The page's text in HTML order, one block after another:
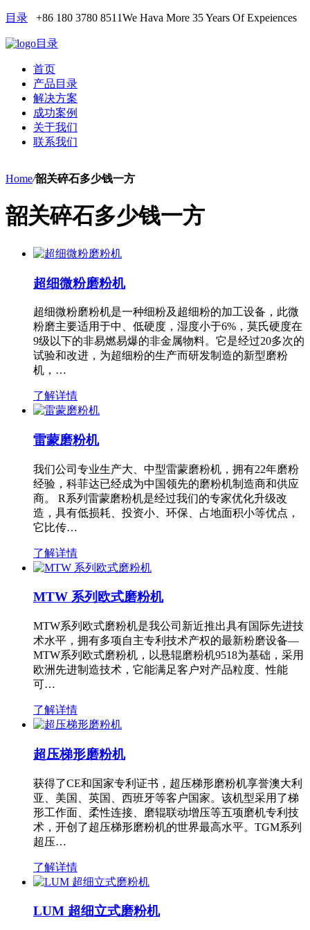
目录 +86 180 3780 8511We Hava More 35 Years Of Expeiences
目录
首页
产品目录
解决方案
成功案例
关于我们
联系我们
Home/韶关碎石多少钱一方
韶关碎石多少钱一方
超细微粉磨粉机
超细微粉磨粉机是一种细粉及超细粉的加工设备，此微
粉磨主要适用于中、低硬度，湿度小于6%，莫氏硬度在
9级以下的非易燃易爆的非金属物料。它是经过20多次的
试验和改进，为超细粉的生产而研发制造的新型磨粉
机，…
了解详情
雷蒙磨粉机
我们公司专业生产大、中型雷蒙磨粉机，拥有22年磨粉
经验，科菲达已经成为中国领先的磨粉机制造商和供应
商。 R系列雷蒙磨粉机是经过我们的专家优化升级改
造，具有低损耗、投资小、环保、占地面积小等优点，
它比传…
了解详情
MTW 系列欧式磨粉机
MTW系列欧式磨粉机是我公司新近推出具有国际先进技
术水平，拥有多项自主专利技术产权的最新粉磨设备—
MTW系列欧式磨粉机，以悬辊磨粉机9518为基础，采用
欧洲先进制造技术，它能满足客户对产品粒度、性能
可…
了解详情
超压梯形磨粉机
获得了CE和国家专利证书，超压梯形磨粉机享誉澳大利
亚、美国、英国、西班牙等客户国家。该机型采用了梯
形工作面、柔性连接、磨辊联动增压等五项磨机专利技
术，开创了超压梯形磨粉机的世界最高水平。TGM系列
超压…
了解详情
LUM 超细立式磨粉机